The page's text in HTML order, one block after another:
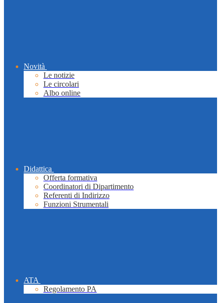
Novità
Le notizie
Le circolari
Albo online
Didattica
Offerta formativa
Coordinatori di Dipartimento
Referenti di Indirizzo
Funzioni Strumentali
ATA
Regolamento PA